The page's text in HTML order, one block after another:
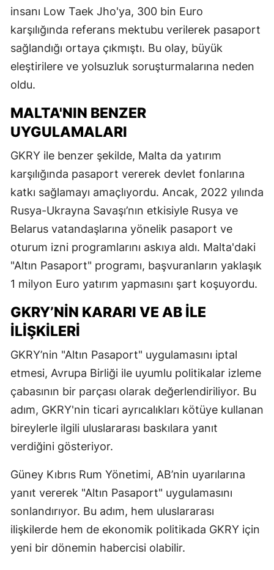
insanı Low Taek Jho'ya, 300 bin Euro
karşılığında referans mektubu verilerek pasaport
sağlandığı ortaya çıkmıştı. Bu olay, büyük
eleştirilere ve yolsuzluk soruşturmalarına neden
oldu.
MALTA'NIN BENZER
UYGULAMALARI
GKRY ile benzer şekilde, Malta da yatırım
karşılığında pasaport vererek devlet fonlarına
katkı sağlamayı amaçlıyordu. Ancak, 2022 yılında
Rusya-Ukrayna Savaşı’nın etkisiyle Rusya ve
Belarus vatandaşlarına yönelik pasaport ve
oturum izni programlarını askıya aldı. Malta'daki
"Altın Pasaport" programı, başvuranların yaklaşık
1 milyon Euro yatırım yapmasını şart koşuyordu.
GKRY’NIN KARARI VE AB ILE
İLIŞKILERI
GKRY’nin "Altın Pasaport" uygulamasını iptal
etmesi, Avrupa Birliği ile uyumlu politikalar izleme
çabasının bir parçası olarak değerlendiriliyor. Bu
adım, GKRY'nin ticari ayrıcalıkları kötüye kullanan
bireylerle ilgili uluslararası baskılara yanıt
verdiğini gösteriyor.
Güney Kıbrıs Rum Yönetimi, AB’nin uyarılarına
yanıt vererek "Altın Pasaport" uygulamasını
sonlandırıyor. Bu adım, hem uluslararası
ilişkilerde hem de ekonomik politikada GKRY için
yeni bir dönemin habercisi olabilir.